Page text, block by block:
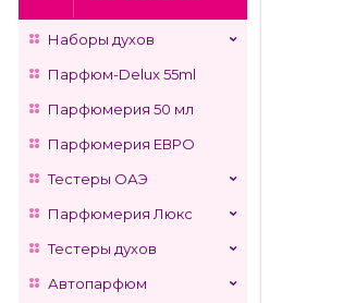
Наборы духов
Парфюм-Delux 55ml
Парфюмерия 50 мл
Парфюмерия ЕВРО
Тестеры ОАЭ
Парфюмерия Люкс
Тестеры духов
Автопарфюм